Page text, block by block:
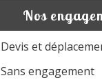
Nos
Devis et
Sans engagement